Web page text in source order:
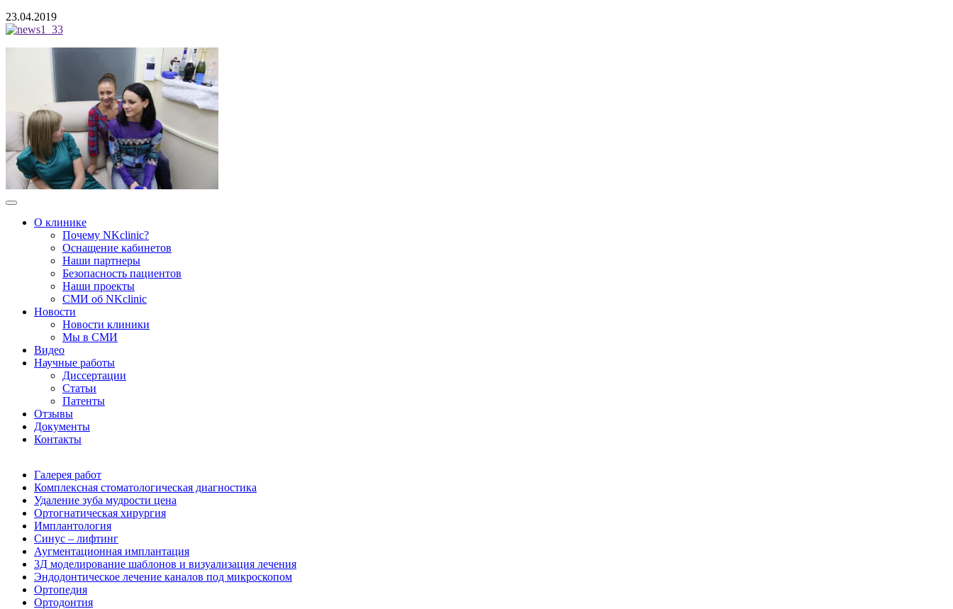
23.04.2019
О клинике
Почему NKclinic?
Оснащение кабинетов
Наши партнеры
Безопасность пациентов
Наши проекты
СМИ об NKclinic
Новости
Новости клиники
Мы в СМИ
Видео
Научные работы
Диссертации
Статьи
Патенты
Отзывы
Документы
Контакты
Галерея работ
Комплексная стоматологическая диагностика
Удаление зуба мудрости цена
Ортогнатическая хирургия
Имплантология
Синус – лифтинг
Аугментационная имплантация
3Д моделирование шаблонов и визуализация лечения
Эндодонтическое лечение каналов под микроскопом
Ортопедия
Ортодонтия